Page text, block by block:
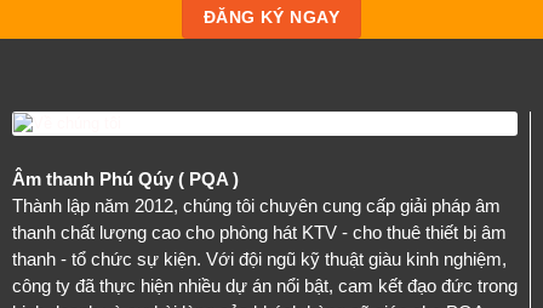
ĐĂNG KÝ NGAY
Âm thanh Phú Qúy ( PQA )
Thành lập năm 2012, chúng tôi chuyên cung cấp giải pháp âm
thanh chất lượng cao cho phòng hát KTV - cho thuê thiết bị âm
thanh - tổ chức sự kiện. Với đội ngũ kỹ thuật giàu kinh nghiệm,
công ty đã thực hiện nhiều dự án nổi bật, cam kết đạo đức trong